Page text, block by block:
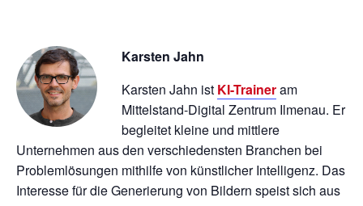
Karsten Jahn
Karsten Jahn ist KI-Traineram
Mittelstand-Digital Zentrum Ilmenau. Er
begleitet kleine und mittlere
Unternehmen aus den verschiedensten Branchen bei
Problemlösungen mithilfe von künstlicher Intelligenz. Das
Interesse für die Generierung von Bildern speist sich aus